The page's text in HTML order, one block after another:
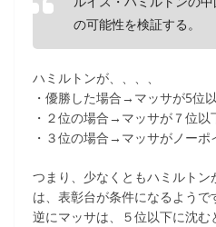
の可能性を検証する。
ハミルトンが、、、、
・優勝した場合→マッサが5位
・２位の場合→マッサが７位以
・３位の場合→マッサがノー
つまり、少なくともハミルト
は、表彰台が条件になるようで
逆にマッサは、５位以下に沈む